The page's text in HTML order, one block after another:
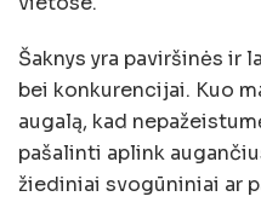
Šaknys yra paviršinės ir
bei konkurencijai. Kuo
augalą, kad
pašalinti aplink
žiediniai svogūniniai ar